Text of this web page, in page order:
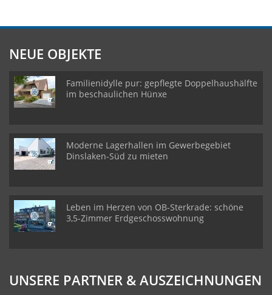
NEUE OBJEKTE
Familienidylle pur: gepflegte Doppelhaushälfte
im beschaulichen Hünxe
Moderne Lagerhallen im Gewerbegebiet
Dinslaken-Süd zu mieten
Leben im Herzen von OB-Sterkrade: schöne
3,5-Zimmer Erdgeschosswohnung
UNSERE PARTNER & AUSZEICHNUNGEN